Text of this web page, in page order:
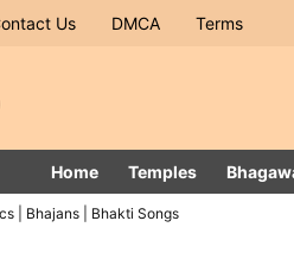
Us DMCA Terms
Home Temples
| Bhajans | Bhakti Songs